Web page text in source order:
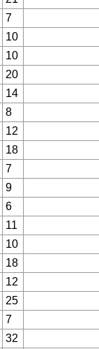
7
10
10
20
14
8
12
18
7
9
6
11
10
18
12
25
7
32